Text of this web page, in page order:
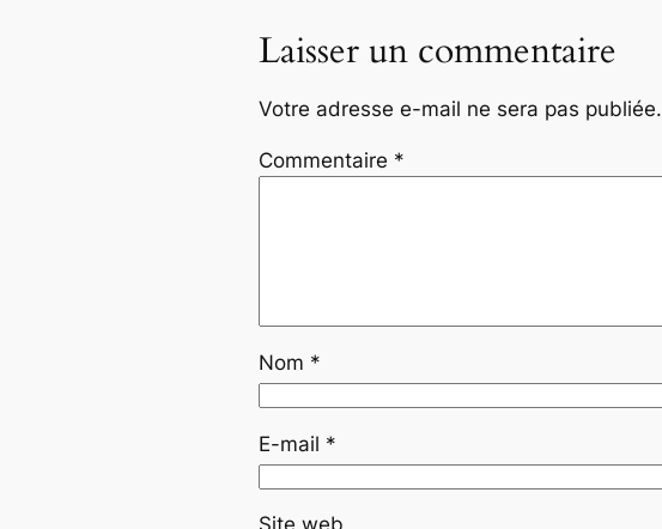
Laisser un commentaire
Votre adresse e-mail ne sera pas publiée.
Commentaire *
Nom *
E-mail *